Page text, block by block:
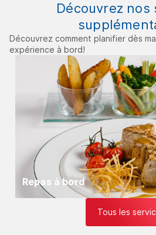
Découvrez nos
Découvrez comment planifier dès
expérience à bord!
Repas à bord
Tous les